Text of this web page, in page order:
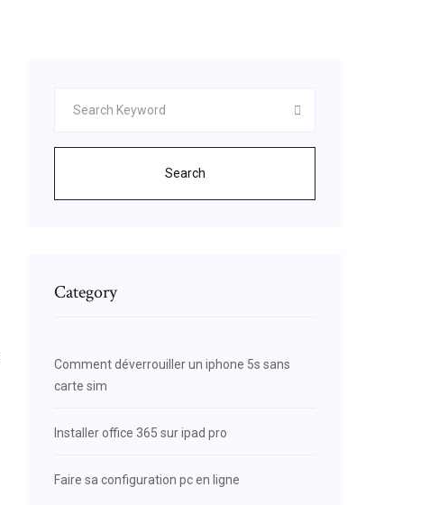
Search
Category
Comment déverrouiller un iphone 5s sans
carte sim
Installer office 365 sur ipad pro
Faire sa configuration pc en ligne